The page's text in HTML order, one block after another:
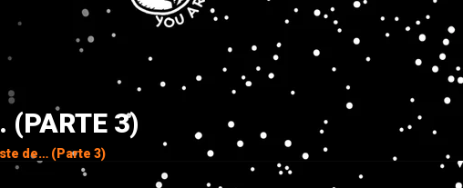
(PARTE 3)
de… (Parte 3)